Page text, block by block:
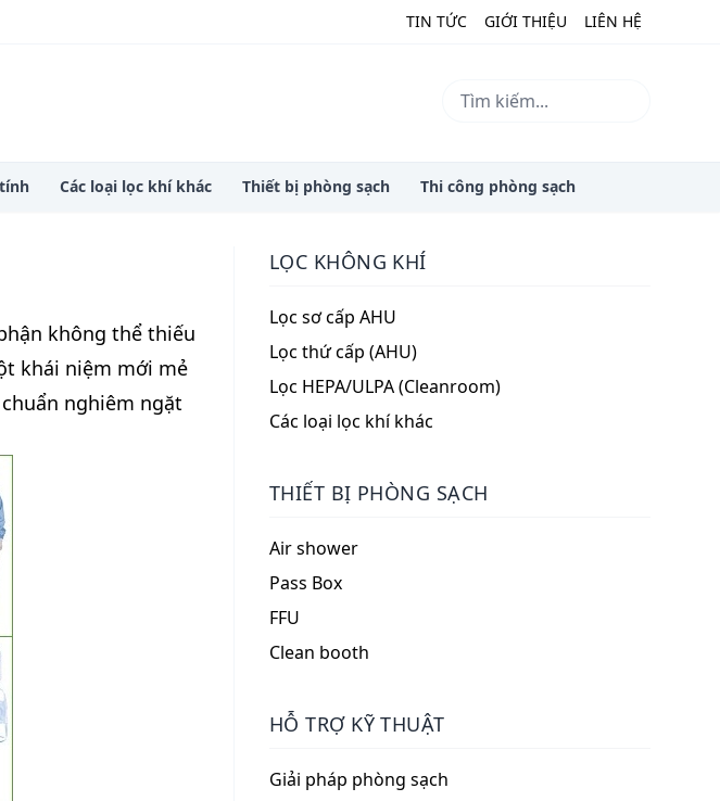
TIN TỨC GIỚI THIỆU LIÊN HỆ
Các loại lọc khí khác Thiết bị phòng sạch Thi công phòng sạch
không thể thiếu
khái niệm mới mẻ
nghiêm ngặt
LỌC KHÔNG KHÍ
Lọc sơ cấp AHU
Lọc thứ cấp (AHU)
Lọc HEPA/ULPA (Cleanroom)
Các loại lọc khí khác
THIẾT BỊ PHÒNG SẠCH
Air shower
Pass Box
FFU
Clean booth
HỖ TRỢ KỸ THUẬT
Giải pháp phòng sạch